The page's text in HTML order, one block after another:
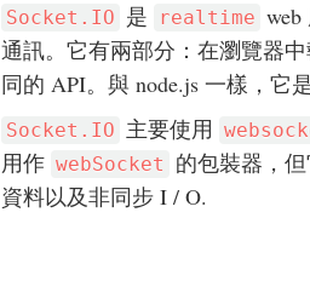
Socket.IO 是 realtime
通訊。它有兩部分：在瀏覽器
同的 API。與 node.js 一樣，它
Socket.IO 主要使用
用作 webSocket
的包裝器，
資料以及非同步 I / O.